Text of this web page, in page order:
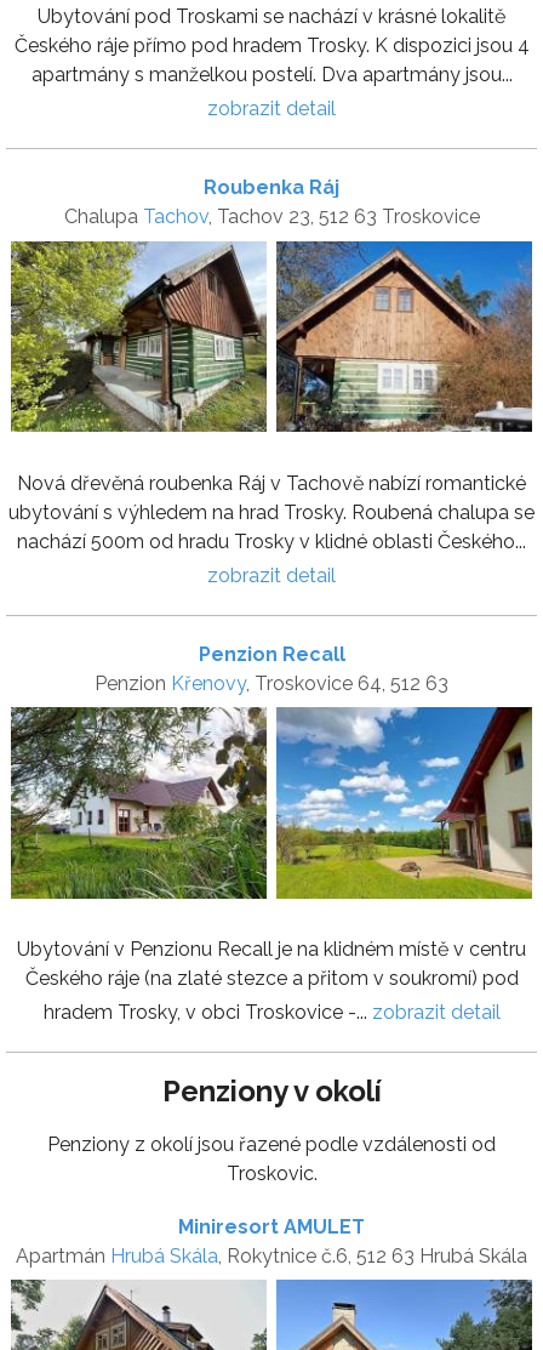
Ubytování pod Troskami se nachází v krásné lokalitě
Českého ráje přímo pod hradem Trosky. K dispozici jsou 4
apartmány s manželkou postelí. Dva apartmány jsou...
zobrazit detail
Roubenka Ráj
Chalupa Tachov, Tachov 23, 512 63 Troskovice
Nová dřevěná roubenka Ráj v Tachově nabízí romantické
ubytování s výhledem na hrad Trosky. Roubená chalupa se
nachází 500m od hradu Trosky v klidné oblasti Českého...
zobrazit detail
Penzion Recall
Penzion Křenovy, Troskovice 64, 512 63
Ubytování v Penzionu Recall je na klidném místě v centru
Českého ráje (na zlaté stezce a přitom v soukromí) pod
hradem Trosky, v obci Troskovice -... zobrazit detail
Penziony v okolí
Penziony z okolí jsou řazené podle vzdálenosti od
Troskovic.
Miniresort AMULET
Apartmán Hrubá Skála , Rokytnice č.6, 512 63 Hrubá Skála